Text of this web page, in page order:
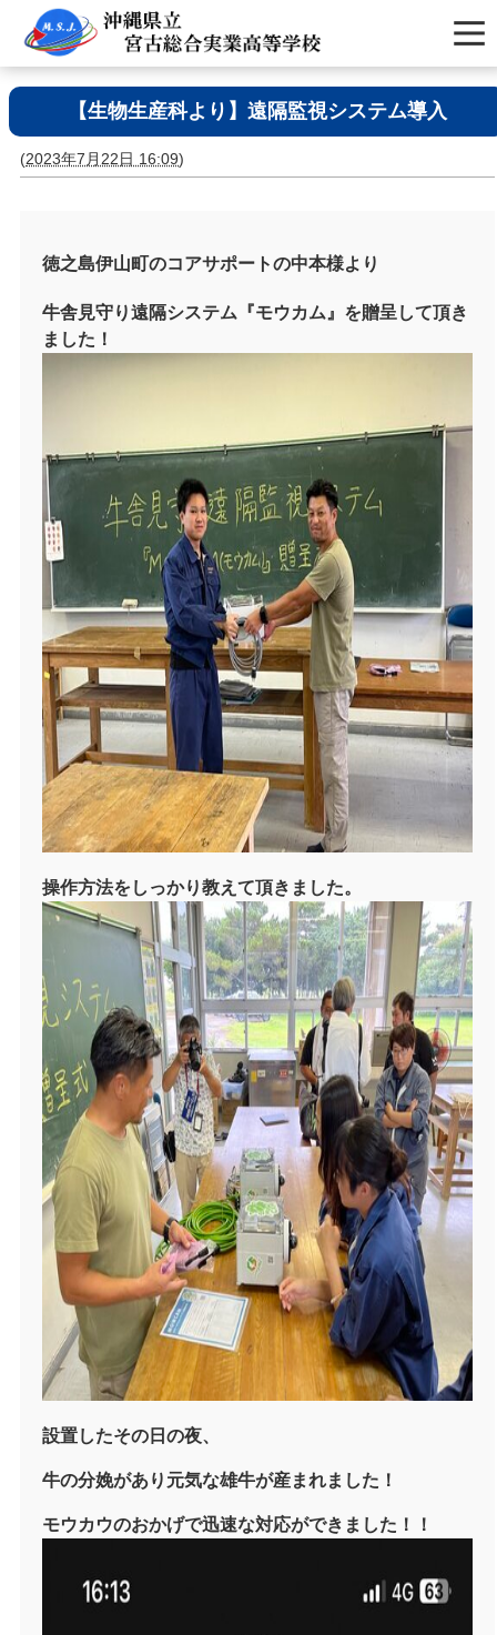
【生物生産科より】遠隔監視システム導入
(2023年7月22日 16:09)
徳之島伊山町のコアサポートの中本様より
牛舎見守り遠隔システム『モウカム』を贈呈して頂き
ました！
操作方法をしっかり教えて頂きました。
設置したその日の夜、
牛の分娩があり元気な雄牛が産まれました！
モウカウのおかげで迅速な対応ができました！！